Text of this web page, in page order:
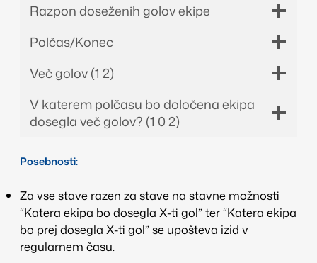
Razpon doseženih golov ekipe
Polčas/Konec
Več golov (1 2)
V katerem polčasu bo določena ekipa
dosegla več golov? (1 0 2)
Posebnosti:
Za vse stave razen za stave na stavne možnosti
“Katera ekipa bo dosegla X-ti gol” ter “Katera ekipa
bo prej dosegla X-ti gol” se upošteva izid v
regularnem času.